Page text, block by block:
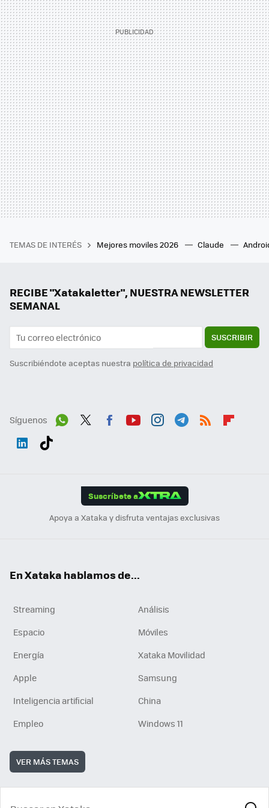
TEMAS DE INTERÉS Mejores moviles 2026 Claude
RECIBE "Xatakaletter", NUESTRA NEWSLETTER
SEMANAL
SUSCRIBIR
Suscribiéndote aceptas nuestra política de privacidad
Síguenos
Suscríbete a
Apoya a Xataka y disfruta ventajas exclusivas
En Xataka hablamos de...
Streaming
Análisis
Espacio
Móviles
Energía
Xataka Movilidad
Apple
Samsung
Inteligencia artificial
China
Empleo
Windows 11
VER MÁS TEMAS